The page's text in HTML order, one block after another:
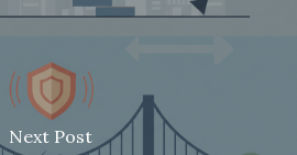
Next Post